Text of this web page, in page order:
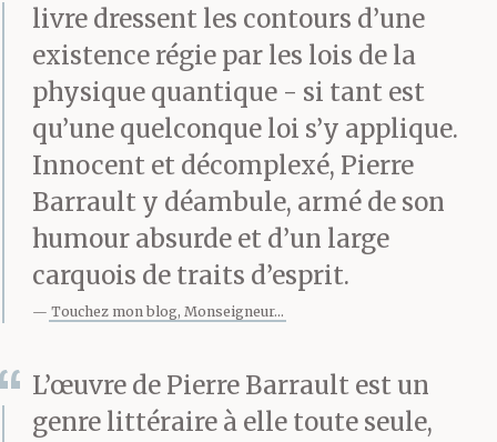
livre dressent les contours d’une
existence régie par les lois de la
physique quantique - si tant est
qu’une quelconque loi s’y applique.
Innocent et décomplexé, Pierre
Barrault y déambule, armé de son
humour absurde et d’un large
carquois de traits d’esprit.
Touchez mon blog, Monseigneur...
L’œuvre de Pierre Barrault est un
genre littéraire à elle toute seule,